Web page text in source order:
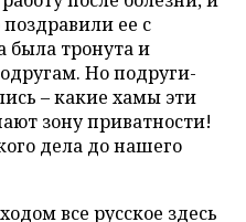
ее с
была тронута и
Но подруги-
– какие хамы эти
зону приватности!
дела до нашего
все русское здесь